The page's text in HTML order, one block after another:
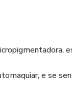
e se